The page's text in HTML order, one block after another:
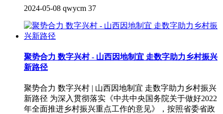
2024-05-08 qwycm 37
聚势合力 数字兴村 - 山西因地制宜 走数字助力乡村振兴
新路径
聚势合力 数字兴村 | 山西因地制宜 走数字助力乡村振兴
新路径 为深入贯彻落实《中共中央国务院关于做好2022
年全面推进乡村振兴重点工作的意见》，按照省委省政